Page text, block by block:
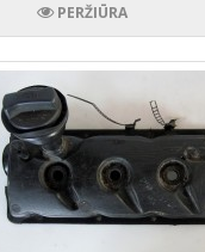
PERŽIŪRA